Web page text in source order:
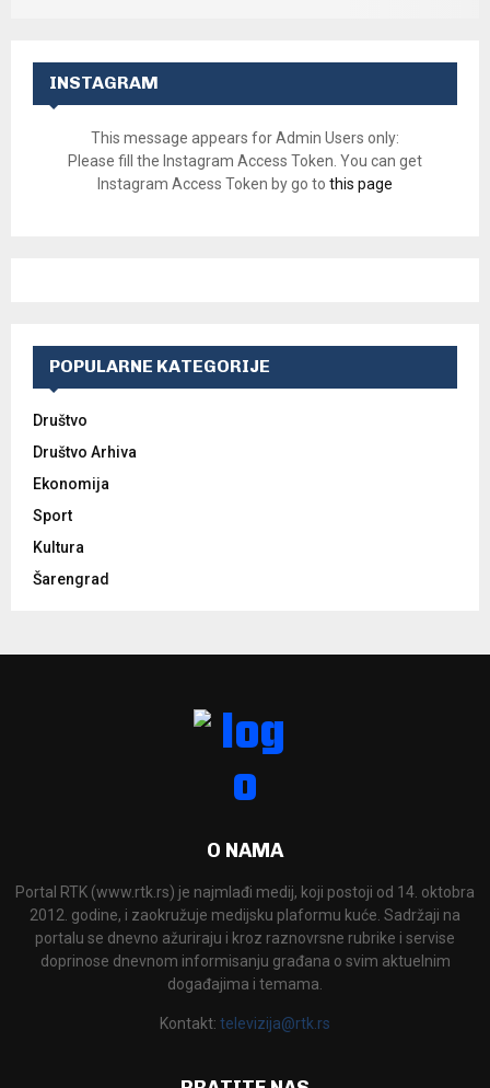
INSTAGRAM
This message appears for Admin Users only:
Please fill the Instagram Access Token. You can get
Instagram Access Token by go to this page
POPULARNE KATEGORIJE
Društvo
Društvo Arhiva
Ekonomija
Sport
Kultura
Šarengrad
O NAMA
Portal RTK (www.rtk.rs) je najmlađi medij, koji postoji od 14. oktobra
2012. godine, i zaokružuje medijsku plaformu kuće. Sadržaji na
portalu se dnevno ažuriraju i kroz raznovrsne rubrike i servise
doprinose dnevnom informisanju građana o svim aktuelnim
događajima i temama.
Kontakt: televizija@rtk.rs